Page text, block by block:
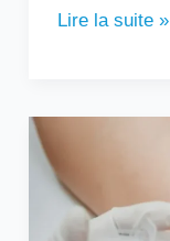
Lire la suite »
de
combien